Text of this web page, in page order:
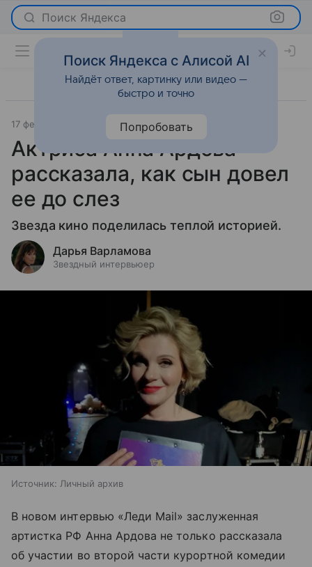
Поиск Яндекса
17 февраля 2026 Леди Mail Светская жизнь
Актриса Анна Ардова
рассказала, как сын довел
ее до слез
Звезда кино поделилась теплой историей.
Дарья Варламова
Звездный интервьюер
Источник: Личный архив
В новом интервью «Леди Mail» заслуженная
артистка РФ Анна Ардова не только рассказала
об участии во второй части курортной комедии
Поиск Яндекса с Алисой AI
Найдёт ответ, картинку или видео —
быстро и точно
Попробовать